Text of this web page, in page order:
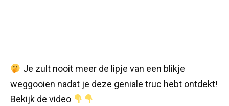
Je zult nooit meer de lipje van een blikje
weggooien nadat je deze geniale truc hebt ontdekt!
Bekijk de video